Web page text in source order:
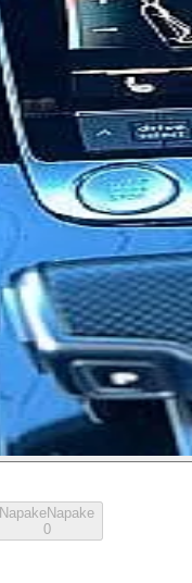
NapakeNapake
0